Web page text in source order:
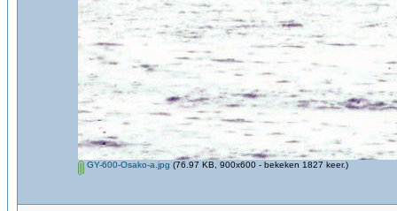
GY-600-Osako-a.jpg (76.97 KB, 900x600 - bekeken 1827 keer.)